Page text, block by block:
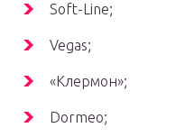
Soft-Line;
Vegas;
«Клермон»;
Dormeo;